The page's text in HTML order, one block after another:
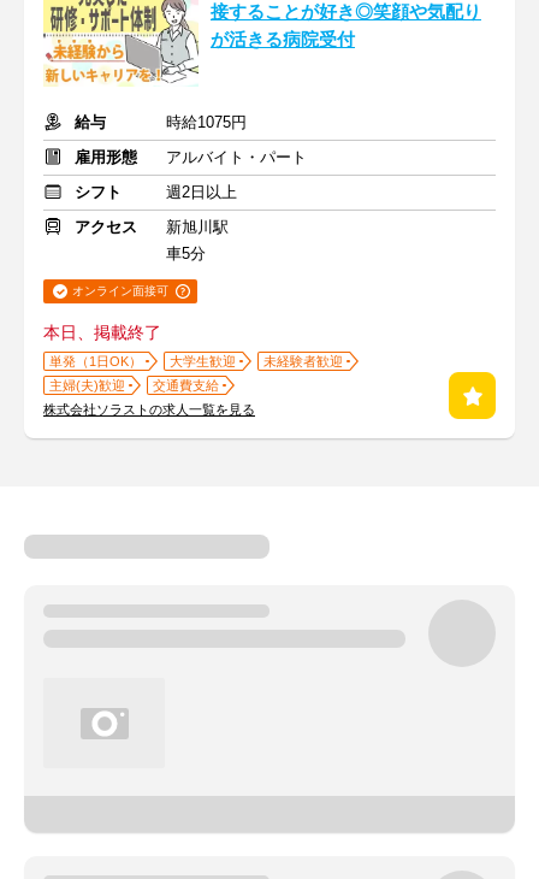
接することが好き◎笑顔や気配り
が活きる病院受付
給与
時給1075円
雇用形態
アルバイト・パート
シフト
週2日以上
アクセス
新旭川駅
車5分
オンライン面接可
本日、掲載終了
単発（1日OK） 大学生歓迎
未経験者歓迎
主婦(夫)歓迎
交通費支給
株式会社ソラストの求人一覧を見る